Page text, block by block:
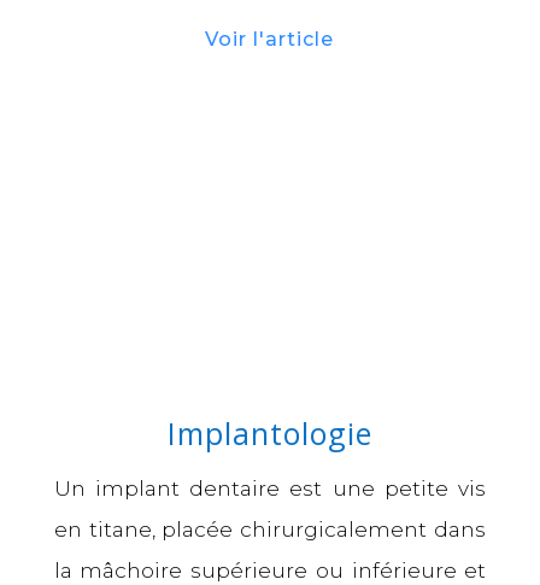
Voir l'article
Implantologie
Un implant dentaire est une petite vis
en titane, placée chirurgicalement dans
la mâchoire supérieure ou inférieure et